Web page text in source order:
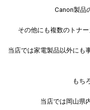
Canon製品
その他にも複数のトナ
当店では家電製品以外にも
もち
当店では岡山県